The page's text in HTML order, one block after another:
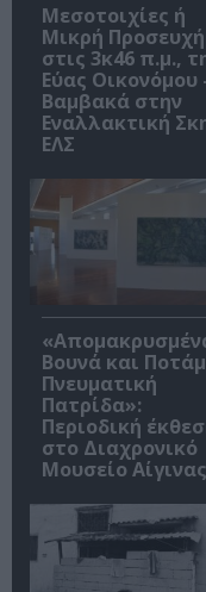
Μεσοτοιχίες ή
Μικρή Προσευχή
στις 3κ46 π.μ.,
Εύας Οικονόμου
Βαμβακά στην
Εναλλακτική
ΕΛΣ
Βουνά και
Πνευματική
Πατρίδα»:
Περιοδική
στο Διαχρονικό
Μουσείο Αίγινας